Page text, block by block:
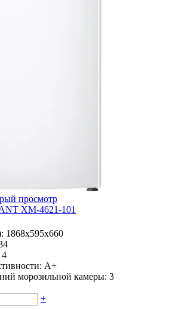
просмотр
ХМ-4621-101
1868х595х660
4
A+
морозильной камеры: 3
+